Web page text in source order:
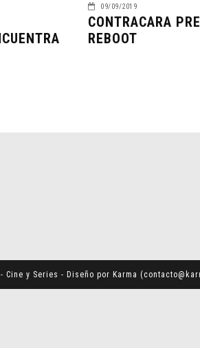
09/09/2019
CONTRACARA
REBOOT
Cine y Series - Diseño por Karma (